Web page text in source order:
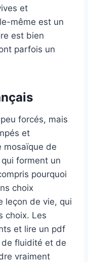
et
même est un
est bien
parfois un
forcés, mais
et
mosaïque de
forment un
pourquoi
choix
leçon de vie, qui
choix. Les
et lire un pdf
de fluidité et de
vraiment